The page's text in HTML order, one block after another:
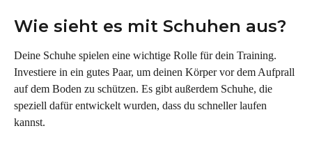
Wie sieht es mit Schuhen aus?
Deine Schuhe spielen eine wichtige Rolle für dein Training.
Investiere in ein gutes Paar, um deinen Körper vor dem Aufprall
auf dem Boden zu schützen. Es gibt außerdem Schuhe, die
speziell dafür entwickelt wurden, dass du schneller laufen
kannst.